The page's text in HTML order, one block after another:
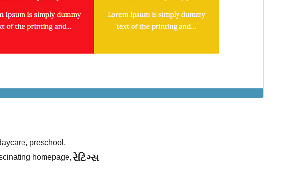
preschool,
homepage, રેટિંગ્સ